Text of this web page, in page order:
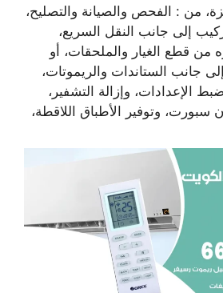
من : الفحص والصيانة والتصليح،
إلى جانب النقل السريع،
من قطع الغيار والملحقات، أو
جانب الستاندات والريموتات،
الإعدادات، وإزالة التشفير،
سبورت، وتوفير الأطباق اللاقطة،